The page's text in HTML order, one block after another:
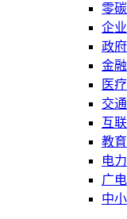
零
企业
政府
金融
医疗
交通
互
教育
电
广电
中